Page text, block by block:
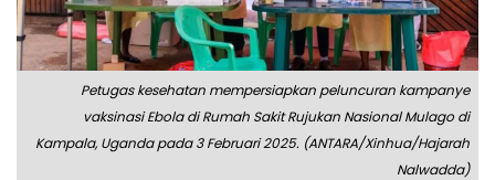
Petugas kesehatan mempersiapkan peluncuran kampanye
vaksinasi Ebola di Rumah Sakit Rujukan Nasional Mulago di
Kampala, Uganda pada 3 Februari 2025. (ANTARA/Xinhua/Hajarah
Nalwadda)